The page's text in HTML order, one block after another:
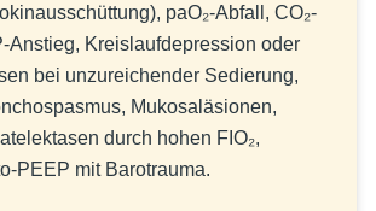
paO₂-Abfall, CO₂-
Anstieg, Kreislaufdepression oder
bei unzureichender Sedierung,
Mukosaläsionen,
durch hohen FIO₂,
PEEP mit Barotrauma.